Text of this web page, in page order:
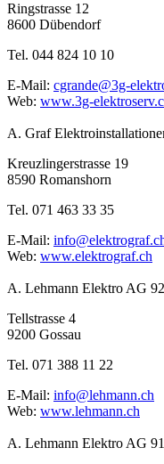
Ringstrasse 12
8600 Dübendorf
Tel. 044 824 10 10
E-Mail: cgrande@3g-
Web: www.3g-
A. Graf
Kreuzlingerstrasse 19
8590 Romanshorn
Tel. 071 463 33 35
E-Mail:
Web: www.elektrograf.ch
A. Lehmann Elektro AG
Tellstrasse 4
9200 Gossau
Tel. 071 388 11 22
E-Mail: info@lehmann.ch
Web: www.lehmann.ch
A. Lehmann Elektro AG